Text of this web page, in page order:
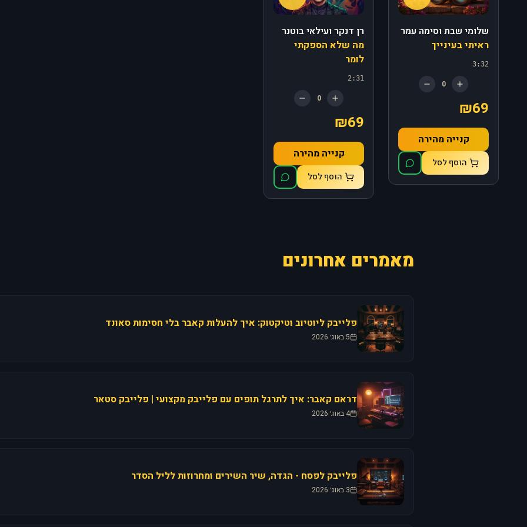
שלומי שבת וסימה עמר
ראיתי בעינייך
3:32
0
₪69
קנייה מהירה
הוסף לסל
רן דנקר ועילאי בוטנר
מה שלא הספקתי
לומר
2:31
0
₪69
קנייה מהירה
הוסף לסל
מאמרים אחרונים
פלייבק ליוטיוב וטיקטוק: איך להעלות קאבר בלי חסימות סאונד
5 באוג׳ 2026
דראם קאבר: איך לתרגל תופים עם פלייבק מקצועי | פלייבק סטאר
4 באוג׳ 2026
פלייבק לפסח - הגדה, שיר השירים ומחרוזות לליל הסדר
3 באוג׳ 2026